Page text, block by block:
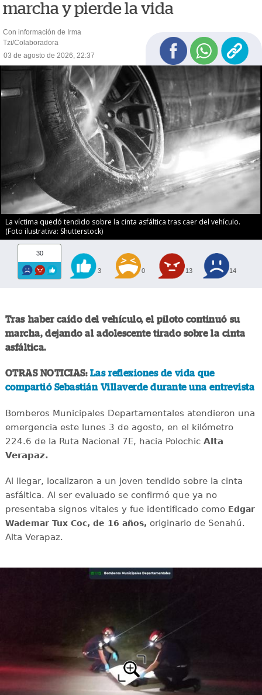
marcha y pierde la vida
Con información de Irma
Tzi/Colaboradora
03 de agosto de 2026, 22:37
La víctima quedó tendido sobre la cinta asfáltica tras caer del vehículo.
(Foto ilustrativa: Shutterstock)
30
3 0 13 14
Tras haber caído del vehículo, el piloto continuó su
marcha, dejando al adolescente tirado sobre la cinta
asfáltica.
OTRAS NOTICIAS:Las reflexiones de vida que
compartió Sebastián Villaverde durante una entrevista
Bomberos Municipales Departamentales atendieron una
emergencia este lunes 3 de agosto, en el kilómetro
224.6 de la Ruta Nacional 7E, hacia Polochic Alta
Verapaz.
Al llegar, localizaron a un joven tendido sobre la cinta
asfáltica. Al ser evaluado se confirmó que ya no
presentaba signos vitales y fue identificado como Edgar
Wademar Tux Coc, de 16 años, originario de Senahú.
Alta Verapaz.